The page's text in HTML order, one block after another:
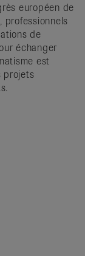
européen de
professionnels
de
échanger
est
projets